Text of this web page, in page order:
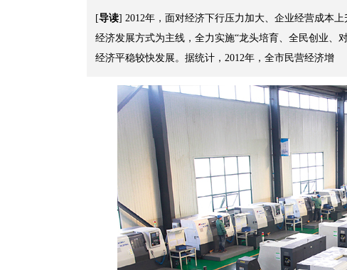
[导读] 2012年，面对经济下行压力加大、企业经营成本
经济发展方式为主线，全力实施“龙头培育、全民创业、
经济平稳较快发展。据统计，2012年，全市民营经济增